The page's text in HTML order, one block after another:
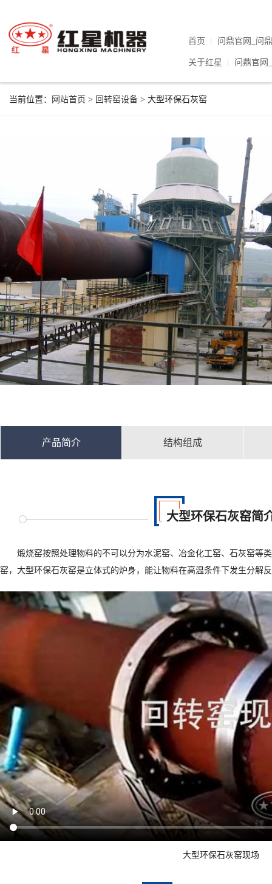
首页 问鼎官网_问
关于红星 问鼎官网
当前位置： 网站首页 > 回转窑设备 > 大型环保石灰窑
产品简介 结构组成
大型环保石灰窑简
煅烧窑按照处理物料的不可以分为水泥窑、冶金化工窑、石灰窑等
窑，大型环保石灰窑是立体式的炉身，能让物料在高温条件下发生分解
大型环保石灰窑现场